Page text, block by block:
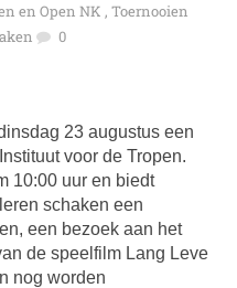
en Open NK , Toernooien
0
23 augustus een
voor de Tropen.
10:00 uur en biedt
schaken een
een bezoek aan het
de speelfilm Lang Leve
nog worden